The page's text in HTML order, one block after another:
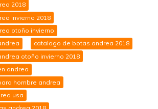
2018
invierno 2018
otoño invierno
catalogo de botas andrea 2018
otoño invierno 2018
andrea
hombre andrea
usa